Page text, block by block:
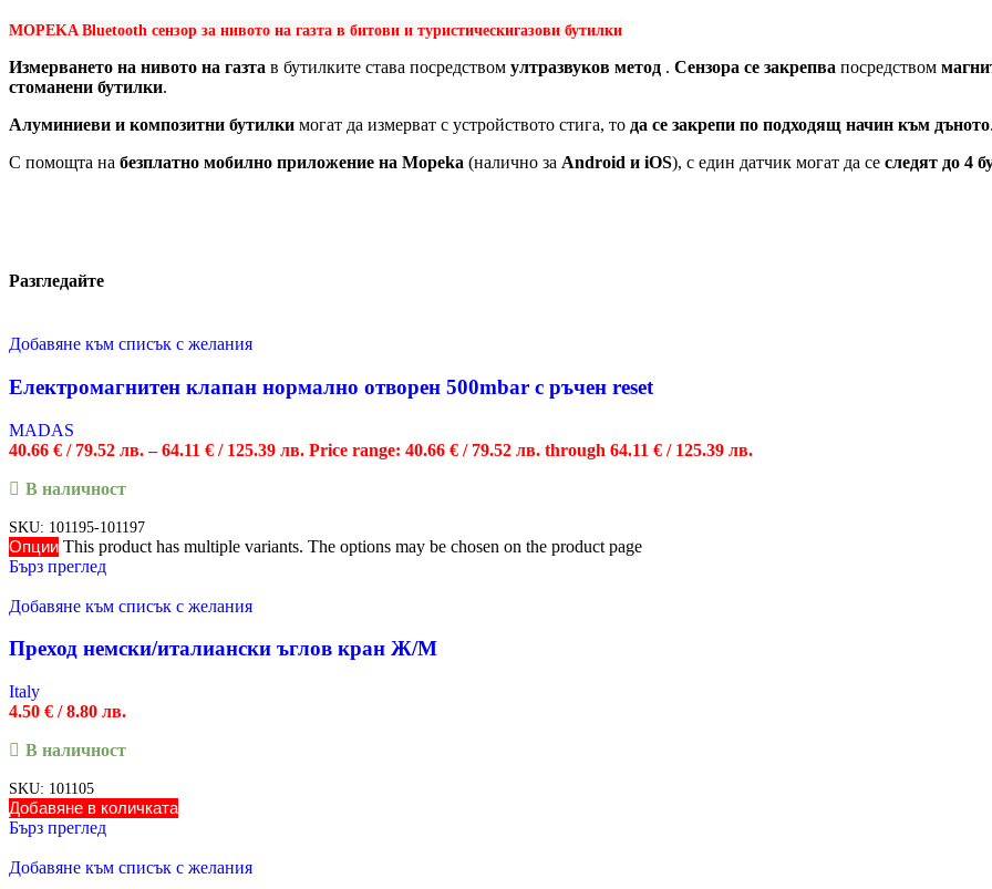
MOPEKA Bluetooth сензор за нивото на газта в битови и туристическигазови бутилки
Измерването на нивото на газта в бутилките става посредством ултразвуков метод . Сензора се закрепва посредством
стоманени бутилки.
Алуминиеви и композитни бутилки могат да измерват с устройството стига, то да се закрепи по подходящ начин към дъното
С помощта на безплатно мобилно приложение на Mopeka (налично за Android и iOS), с един датчик могат да се следят до 4
Разгледайте
Добавяне към списък с желания
Електромагнитен клапан нормално отворен 500mbar с ръчен reset
MADAS
40.66 € / 79.52 лв.– 64.11 € / 125.39 лв. Price range: 40.66 € / 79.52 лв. through 64.11 € / 125.39 лв.
В наличност
SKU: 101195-101197
Опции This product has multiple variants. The options may be chosen on the product page
Бърз преглед
Добавяне към списък с желания
Преход немски/италиански ъглов кран Ж/М
Italy
4.50 € / 8.80 лв.
В наличност
SKU: 101105
Добавяне в количката
Бърз преглед
Добавяне към списък с желания